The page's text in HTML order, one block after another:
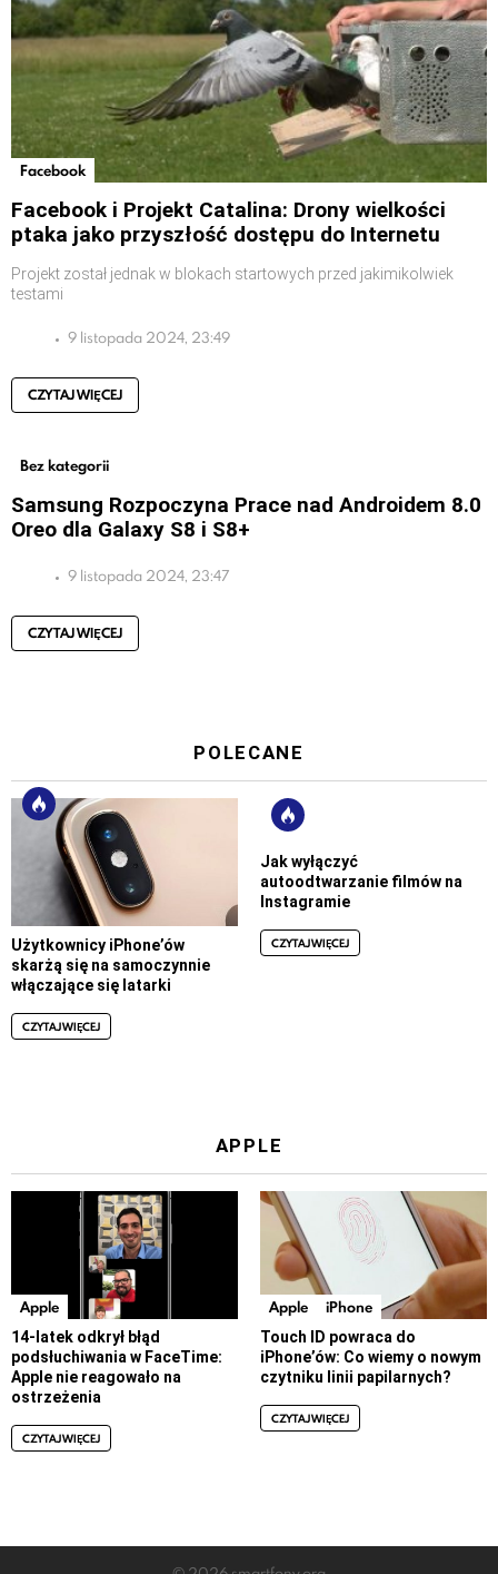
Facebook
Facebook i Projekt Catalina: Drony wielkości
ptaka jako przyszłość dostępu do Internetu
Projekt został jednak w blokach startowych przed jakimikolwiek
testami
9 listopada 2024, 23:49
CZYTAJ WIĘCEJ
Bez kategorii
Samsung Rozpoczyna Prace nad Androidem 8.0
Oreo dla Galaxy S8 i S8+
9 listopada 2024, 23:47
CZYTAJ WIĘCEJ
POLECANE
Użytkownicy iPhone’ów
skarżą się na samoczynnie
włączające się latarki
CZYTAJ WIĘCEJ
Jak wyłączyć
autoodtwarzanie filmów na
Instagramie
CZYTAJ WIĘCEJ
APPLE
Apple
14-latek odkrył błąd
podsłuchiwania w FaceTime:
Apple nie reagowało na
ostrzeżenia
CZYTAJ WIĘCEJ
Apple iPhone
Touch ID powraca do
iPhone’ów: Co wiemy o nowym
czytniku linii papilarnych?
CZYTAJ WIĘCEJ